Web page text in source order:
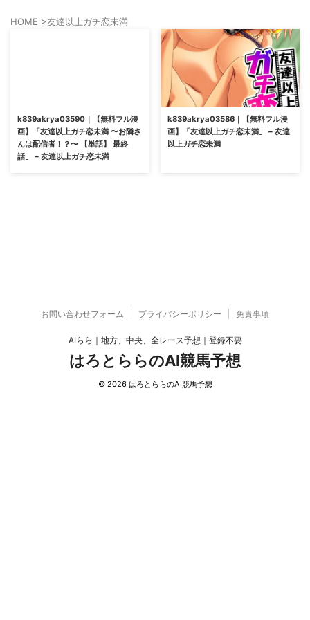
HOME >友達以上ガチ恋未満
k839akrya03590｜【無料フル漫
画】「友達以上ガチ恋未満 〜お隣さ
んは配信者！？〜 【単話】 最終
話」 – 友達以上ガチ恋未満
k839akrya03586｜【無料フル漫
画】「友達以上ガチ恋未満」 – 友達
以上ガチ恋未満
お問い合わせフォーム プライバシーポリシー 免責事項
AIらら｜地方、中央、全レース予想｜登録不要
はろとららのAI競馬予想
© 2026 はろとららのAI競馬予想